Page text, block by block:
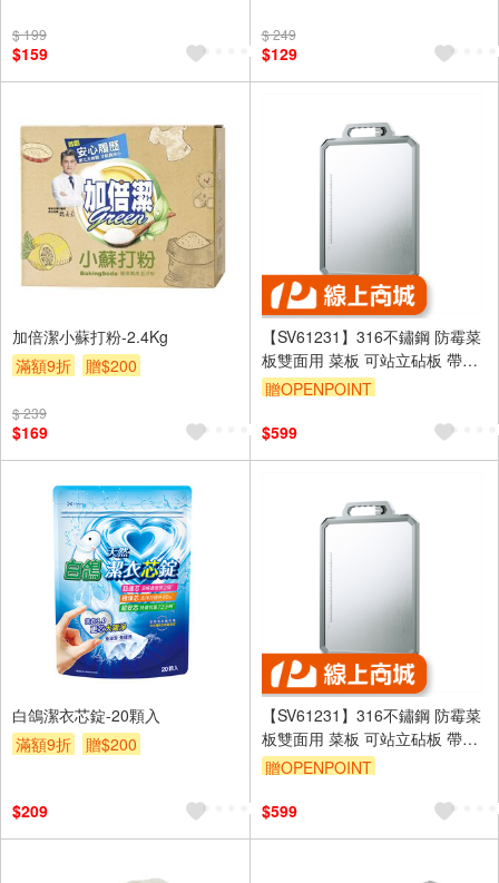
贈$200
$ 199
$159
$ 249
$129
加倍潔小蘇打粉-2.4Kg
滿額9折
贈$200
$ 239
$169
【SV61231】316不鏽鋼 防霉菜
板雙面用 菜板 可站立砧板 帶磨
刀器砧板 防霉抗菌砧板 加大加
贈OPENPOINT
$599
白鴿潔衣芯錠-20顆入
滿額9折
贈$200
$209
【SV61231】316不鏽鋼 防霉菜
板雙面用 菜板 可站立砧板 帶磨
刀器砧板 防霉抗菌砧板 加大加
贈OPENPOINT
$599